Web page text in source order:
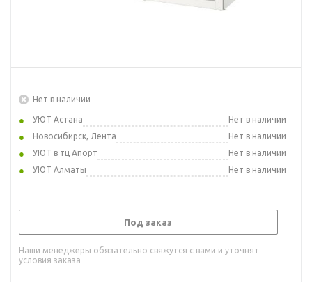
Нет в наличии
УЮТ Астана
Нет в наличии
Новосибирск, Лента
Нет в наличии
УЮТ в тц Апорт
Нет в наличии
УЮТ Алматы
Нет в наличии
Под заказ
Наши менеджеры обязательно свяжутся с вами и уточнят
условия заказа